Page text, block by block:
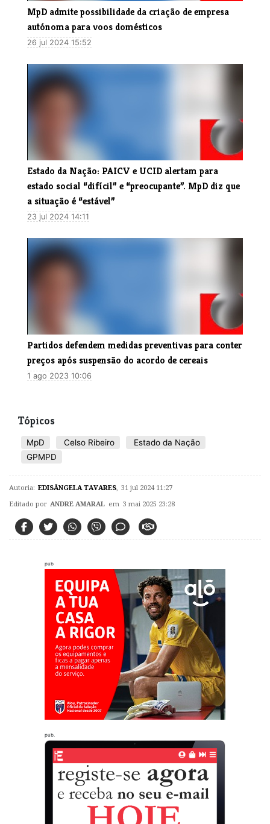
MpD admite possibilidade da criação de empresa
autónoma para voos domésticos
26 jul 2024 15:52
​Estado da Nação: PAICV e UCID alertam para
estado social “difícil” e “preocupante”. MpD diz que
a situação é “estável”
23 jul 2024 14:11
​Partidos defendem medidas preventivas para conter
preços após suspensão do acordo de cereais
1 ago 2023 10:06
Tópicos
MpD Celso Ribeiro
Estado da Nação
GPMPD
Autoria: EDISÂNGELA TAVARES 31 jul 2024 11:27
Editado por ANDRE AMARAL em 3 mai 2025 23:28
pub
pub.